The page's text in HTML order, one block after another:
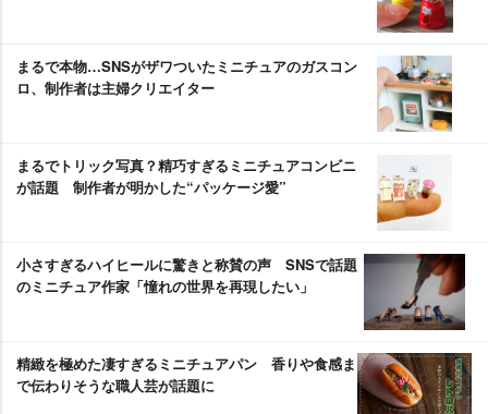
まるで本物…SNSがザワついたミニチュアのガスコン
ロ、制作者は主婦クリエイター
まるでトリック写真？精巧すぎるミニチュアコンビニ
が話題 制作者が明かした“パッケージ愛”
小さすぎるハイヒールに驚きと称賛の声 SNSで話題
のミニチュア作家「憧れの世界を再現したい」
精緻を極めた凄すぎるミニチュアパン 香りや食感ま
で伝わりそうな職人芸が話題に